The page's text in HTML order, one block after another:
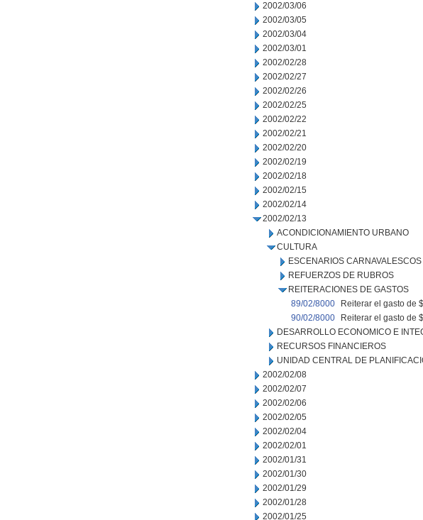
2002/03/06
2002/03/05
2002/03/04
2002/03/01
2002/02/28
2002/02/27
2002/02/26
2002/02/25
2002/02/22
2002/02/21
2002/02/20
2002/02/19
2002/02/18
2002/02/15
2002/02/14
2002/02/13
ACONDICIONAMIENTO URBANO
CULTURA
ESCENARIOS CARNAVALESCOS
REFUERZOS DE RUBROS
REITERACIONES DE GASTOS
89/02/8000
Reiterar el gasto de
90/02/8000
Reiterar el gasto de
DESARROLLO ECONOMICO E
RECURSOS FINANCIEROS
UNIDAD CENTRAL DE
2002/02/08
2002/02/07
2002/02/06
2002/02/05
2002/02/04
2002/02/01
2002/01/31
2002/01/30
2002/01/29
2002/01/28
2002/01/25